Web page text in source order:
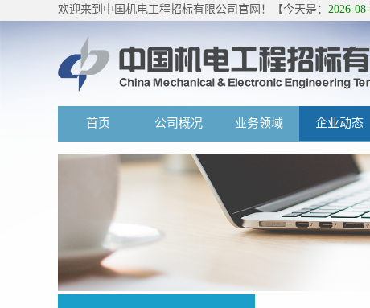
欢迎来到中国机电工程招标有限公司官网！【今天是： 2026-
首页 公司概况 业务领域 企业动态